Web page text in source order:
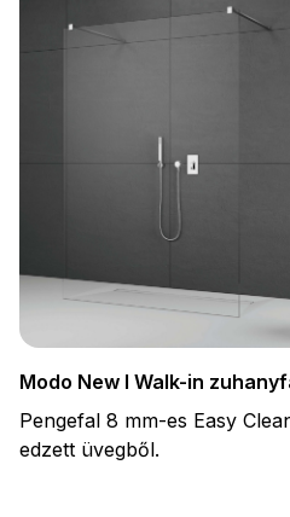
Modo New I Walk-in
Pengefal 8 mm-es Easy
edzett üvegből.